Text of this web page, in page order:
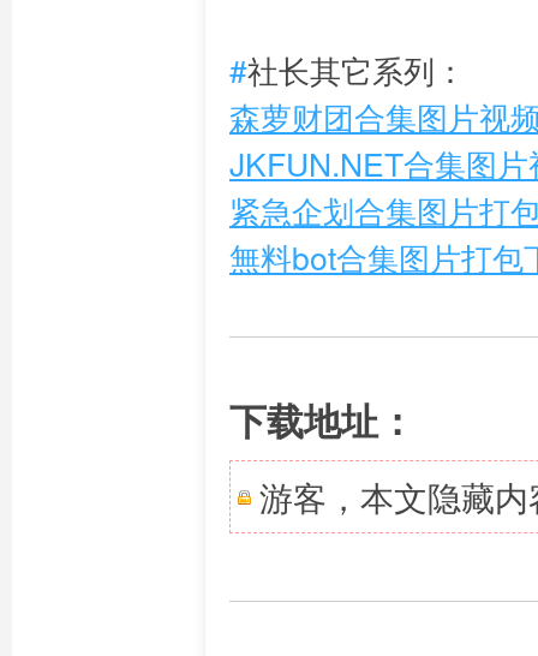
#社长其它系列：
森萝财团合集图片视
JKFUN.NET合集图
紧急企划合集图片打
無料bot合集图片打
下载地址：
游客，本文隐藏内